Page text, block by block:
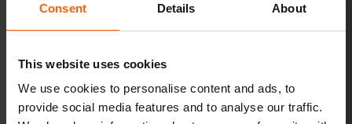
Consent Details About
This website uses cookies
We use cookies to personalise content and ads, to
provide social media features and to analyse our traffic.
Pakete ansehen
Alle Angaben sind Richtwerte. Der tatsächliche Verbrauch
hängt von Gerät, App-Einstellungen und Nutzung ab.